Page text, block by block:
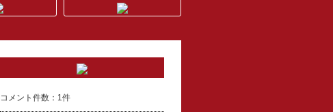
コメント件数：1件